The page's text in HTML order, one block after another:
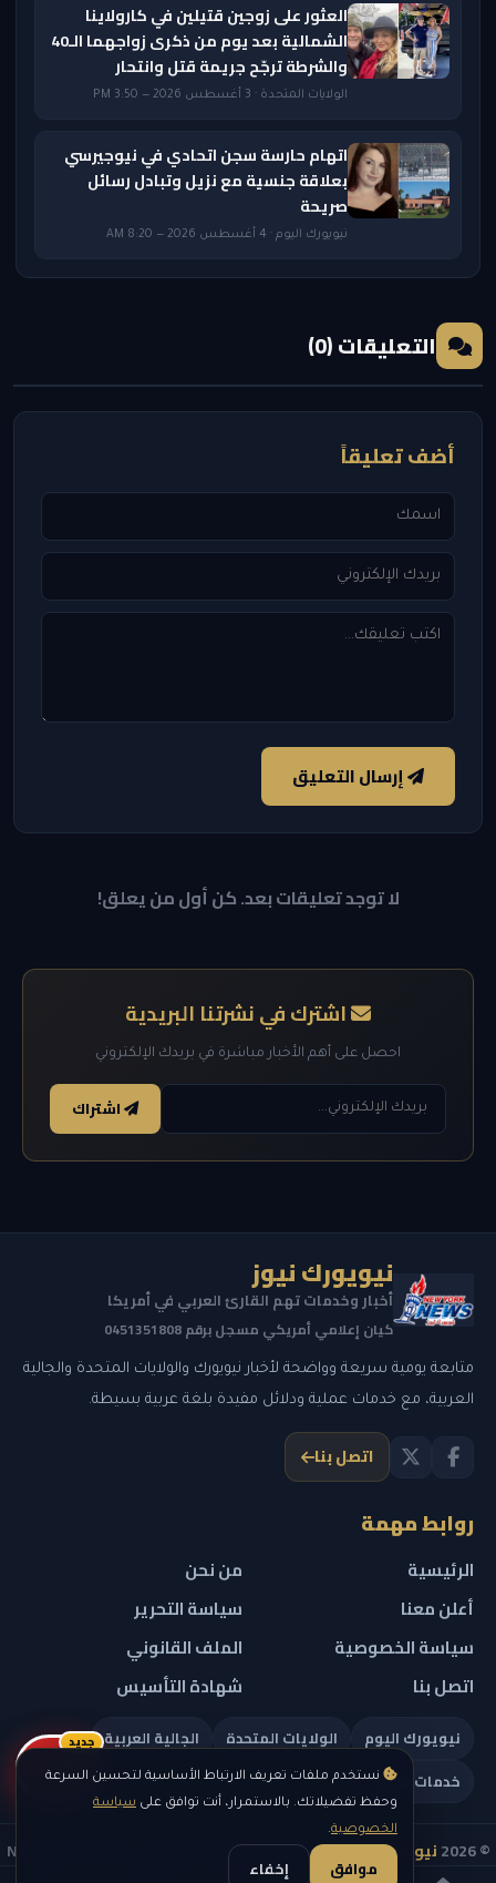
نستخدم ملفات تعريف الارتباط الأساسية لتحسين السرعة
وحفظ تفضيلاتك. بالاستمرار، أنت توافق على سياسة
الخصوصية.
موافق إخفاء
العثور على زوجين قتيلين في كارولاينا
الشمالية بعد يوم من ذكرى زواجهما الـ40
والشرطة ترجّح جريمة قتل وانتحار
الولايات المتحدة · 3 أغسطس 2026 — 3:50 PM
اتهام حارسة سجن اتحادي في نيوجيرسي
بعلاقة جنسية مع نزيل وتبادل رسائل
صريحة
نيويورك اليوم · 4 أغسطس 2026 — 8:20 AM
التعليقات (0)
أضف تعليقاً
إرسال التعليق
لا توجد تعليقات بعد. كن أول من يعلق!
اشترك في نشرتنا البريدية
احصل على أهم الأخبار مباشرة في بريدك الإلكتروني
اشتراك
نيويورك نيوز
أخبار وخدمات تهم القارئ العربي في أمريكا
كيان إعلامي أمريكي مسجل برقم 0451351808
متابعة يومية سريعة وواضحة لأخبار نيويورك والولايات المتحدة والجالية
العربية، مع خدمات عملية ودلائل مفيدة بلغة عربية بسيطة.
اتصل بنا
روابط مهمة
الرئيسية
من نحن
أعلن معنا
سياسة التحرير
سياسة الخصوصية
الملف القانوني
اتصل بنا
شهادة التأسيس
نيويورك اليوم الولايات المتحدة
الجالية العربية
خدمات تهمك
© 2026 نيويورك نيوز
— جميع الحقوق محفوظة — NEW YORK NEWS
ريلز
جديد